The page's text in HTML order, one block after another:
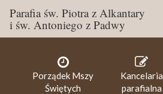
Parafia św. Piotra z Alkantary
i św. Antoniego z Padwy
Porządek Mszy
Świętych
Kancelaria
parafialna